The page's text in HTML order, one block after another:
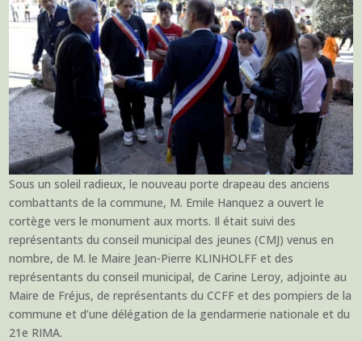
Sous un soleil radieux, le nouveau porte drapeau des anciens
combattants de la commune, M. Emile Hanquez a ouvert le
cortège vers le monument aux morts. Il était suivi des
représentants du conseil municipal des jeunes (CMJ) venus en
nombre, de M. le Maire Jean-Pierre KLINHOLFF et des
représentants du conseil municipal, de Carine Leroy, adjointe au
Maire de Fréjus, de représentants du CCFF et des pompiers de la
commune et d’une délégation de la gendarmerie nationale et du
21e RIMA.